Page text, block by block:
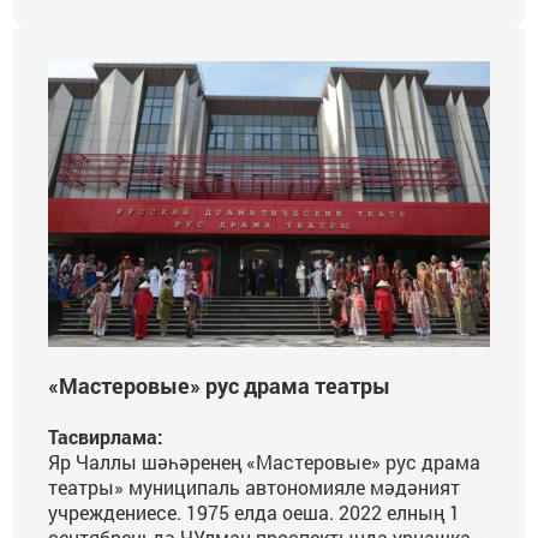
«Мастеровые» рус драма театры
Тасвирлама:
Яр Чаллы шәһәренең «Мастеровые» рус драма
театры» муниципаль автономияле мәдәният
учреждениесе. 1975 елда оеша. 2022 елның 1